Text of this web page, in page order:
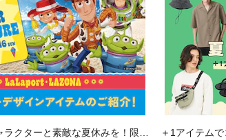
クターと素敵な夏休みを！限定
＋1アイテム